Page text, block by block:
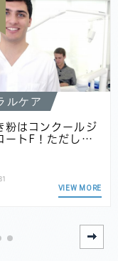
ルケア
粉はコンクールジ
ートF！ただし…
VIEW MORE